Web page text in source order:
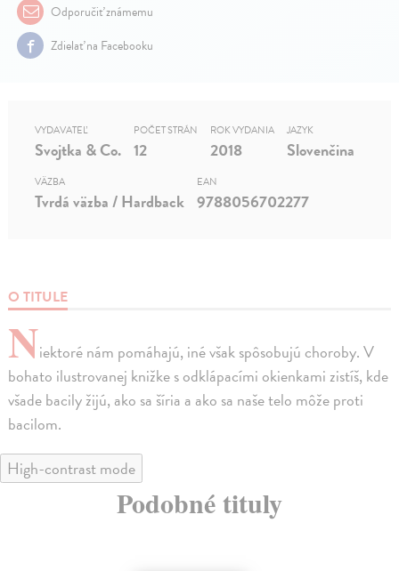
Odporučiť známemu
Zdielať na Facebooku
O TITULE
Niektoré nám pomáhajú, iné však spôsobujú choroby. V
bohato ilustrovanej knižke s odklápacími okienkami zistíš, kde
všade bacily žijú, ako sa šíria a ako sa naše telo môže proti
bacilom.
VYDAVATEĽ
Svojtka & Co.
POČET STRÁN
12
ROK VYDANIA
2018
JAZYK
Slovenčina
VÄZBA
Tvrdá väzba / Hardback
EAN
9788056702277
High-contrast mode
Podobné tituly